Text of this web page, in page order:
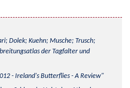
Dolek; Kuehn; Musche; Trusch;
der Tagfalter und
- Ireland's Butterflies - A Review